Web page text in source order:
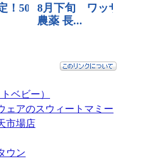
ベビー）
ェアのスウィートマミー
市場店
ウン